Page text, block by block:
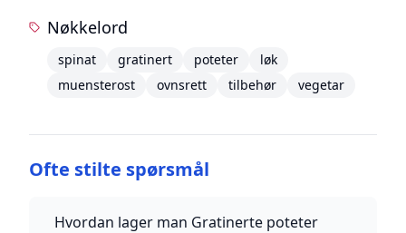
Nøkkelord
spinat gratinert poteter
løk
muensterost
ovnsrett tilbehør vegetar
Ofte stilte spørsmål
Hvordan lager man Gratinerte poteter